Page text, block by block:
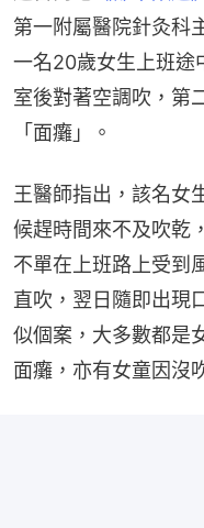
第一附屬醫院針灸科
一名20歲女生上班途
室後對著空調吹，第
「面癱」。
王醫師指出，該名女
候趕時間來不及吹乾
不單在上班路上受到
直吹，翌日隨即出現
似個案，大多數都是
面癱，亦有女童因沒